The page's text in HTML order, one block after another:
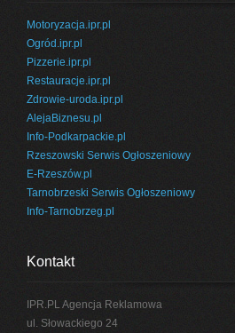
Motoryzacja.ipr.pl
Ogród.ipr.pl
Pizzerie.ipr.pl
Restauracje.ipr.pl
Zdrowie-uroda.ipr.pl
AlejaBiznesu.pl
Info-Podkarpackie.pl
Rzeszowski Serwis Ogłoszeniowy
E-Rzeszów.pl
Tarnobrzeski Serwis Ogłoszeniowy
Info-Tarnobrzeg.pl
Kontakt
IPR.PL Agencja Reklamowa
ul. Słowackiego 24